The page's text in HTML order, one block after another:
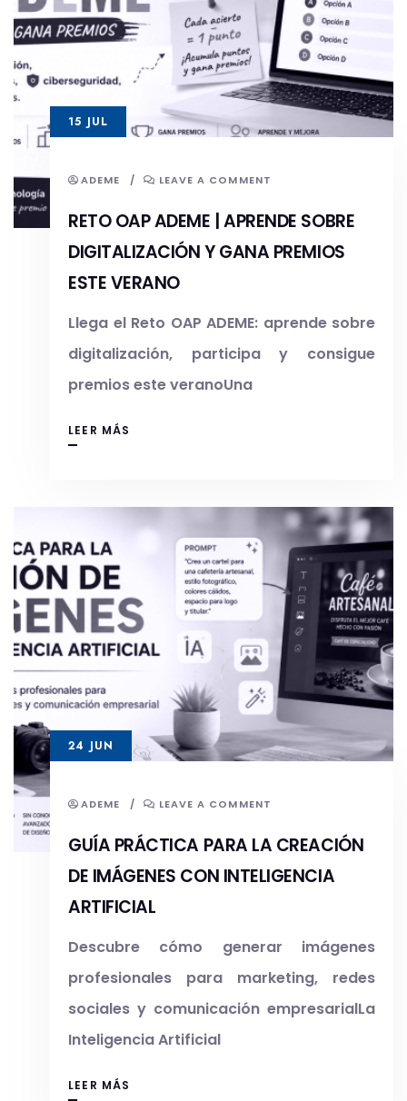
ADEME / LEAVE A COMMENT
RETO OAP ADEME | APRENDE SOBRE
DIGITALIZACIÓN Y GANA PREMIOS
ESTE VERANO
Llega el Reto OAP ADEME: aprende sobre
digitalización, participa y consigue
premios este veranoUna
LEER MÁS
15 JUL
ADEME / LEAVE A COMMENT
GUÍA PRÁCTICA PARA LA CREACIÓN
DE IMÁGENES CON INTELIGENCIA
ARTIFICIAL
Descubre cómo generar imágenes
profesionales para marketing, redes
sociales y comunicación empresarialLa
Inteligencia Artificial
LEER MÁS
24 JUN